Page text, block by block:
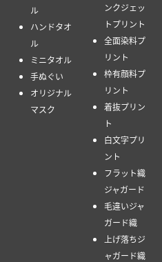
ル
ハンドタオ
ル
ミニタオル
手ぬぐい
オリジナル
マスク
ンクジェッ
トプリント
全面染料プ
リント
枠有顔料プ
リント
着抜プリン
ト
白文字プリ
ント
フラット織
ジャガード
毛違いジャ
ガード織
上げ落ちジ
ャガード織